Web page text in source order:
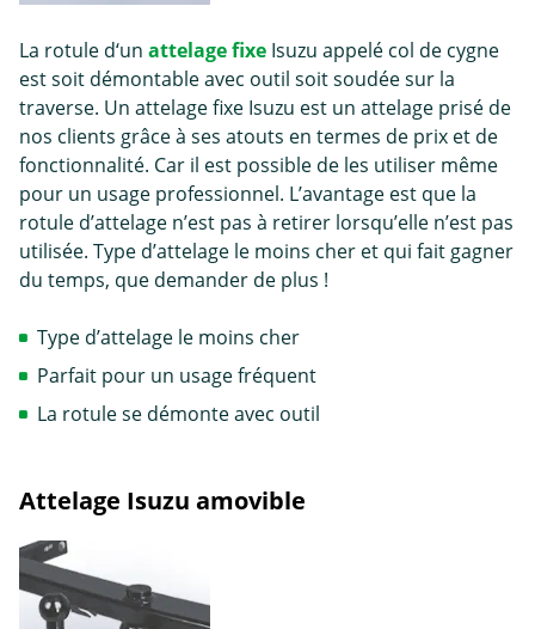
La rotule d‘un attelage fixe Isuzu appelé col de cygne
est soit démontable avec outil soit soudée sur la
traverse. Un attelage fixe Isuzu est un attelage prisé de
nos clients grâce à ses atouts en termes de prix et de
fonctionnalité. Car il est possible de les utiliser même
pour un usage professionnel. L’avantage est que la
rotule d’attelage n’est pas à retirer lorsqu’elle n’est pas
utilisée. Type d’attelage le moins cher et qui fait gagner
du temps, que demander de plus !
Type d’attelage le moins cher
Parfait pour un usage fréquent
La rotule se démonte avec outil
Attelage Isuzu amovible